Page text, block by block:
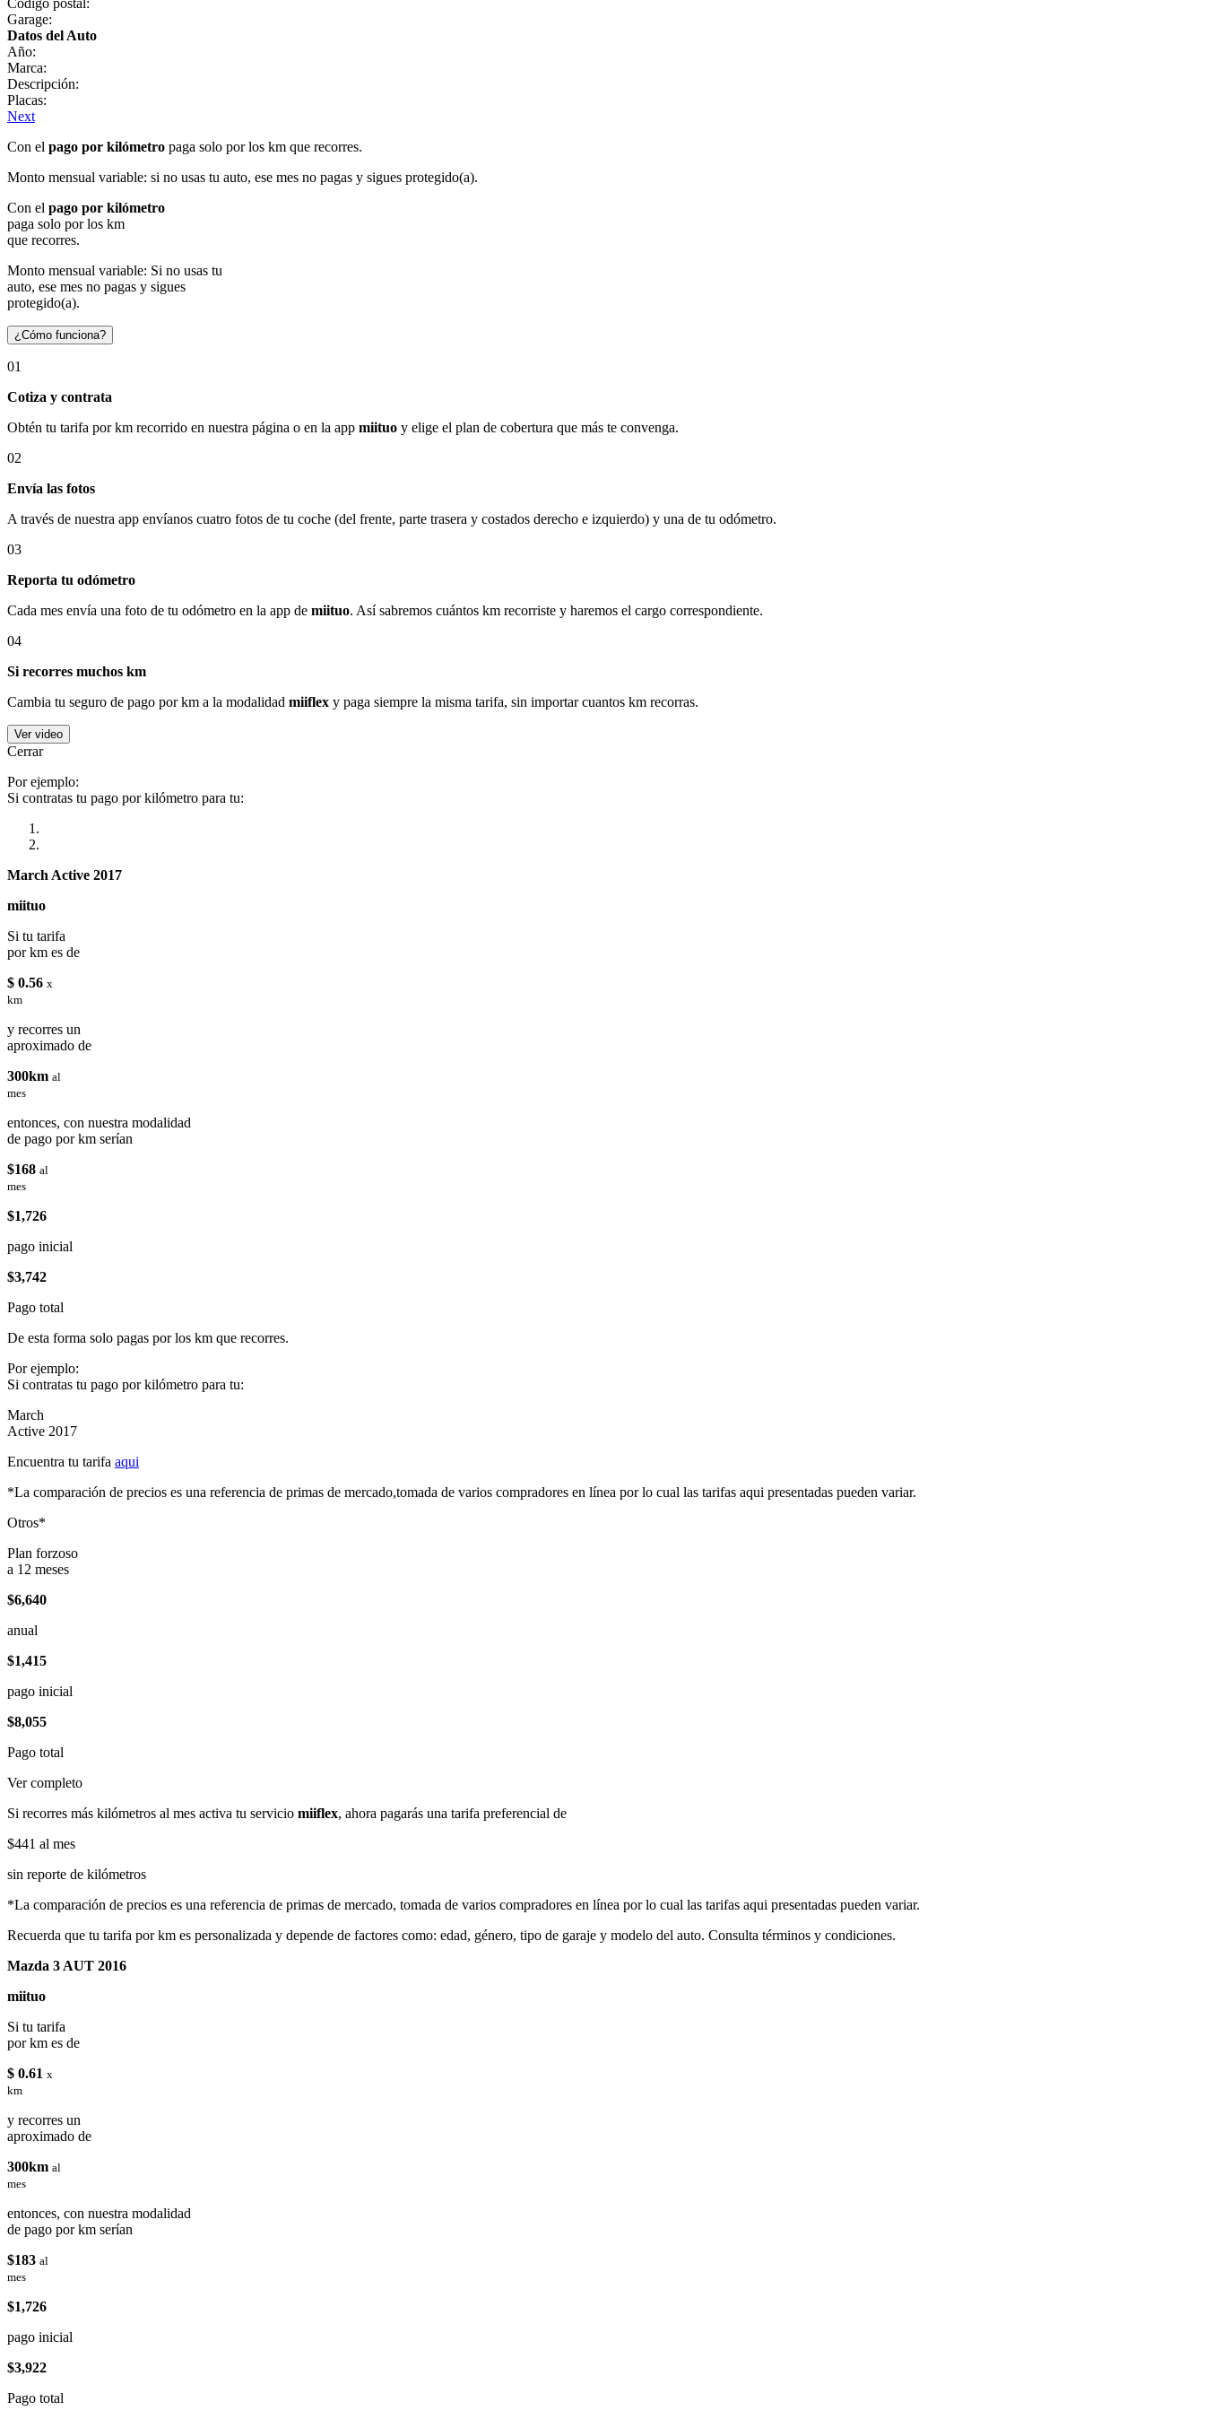
Garage:
Datos del Auto
Año:
Marca:
Descripción:
Placas:
Next
Con el pago por kilómetro paga solo por los km que recorres.
Monto mensual variable: si no usas tu auto, ese mes no pagas y sigues protegido(a).
Con el pago por kilómetro
paga solo por los km
que recorres.
Monto mensual variable: Si no usas tu
auto, ese mes no pagas y sigues
protegido(a).
¿Cómo funciona?
01
Cotiza y contrata
Obtén tu tarifa por km recorrido en nuestra página o en la app miituo y elige el plan de cobertura que más te convenga.
02
Envía las fotos
A través de nuestra app envíanos cuatro fotos de tu coche (del frente, parte trasera y costados derecho e izquierdo) y una de tu odómetro.
03
Reporta tu odómetro
Cada mes envía una foto de tu odómetro en la app de miituo. Así sabremos cuántos km recorriste y haremos el cargo correspondiente.
04
Si recorres muchos km
Cambia tu seguro de pago por km a la modalidad miiflex y paga siempre la misma tarifa, sin importar cuantos km recorras.
Ver video
Cerrar
Por ejemplo:
Si contratas tu pago por kilómetro para tu:
March Active 2017
miituo
Si tu tarifa
por km es de
$ 0.56 x
km
y recorres un
aproximado de
300km al
mes
entonces, con nuestra modalidad
de pago por km serían
$168 al
mes
$1,726
pago inicial
$3,742
Pago total
De esta forma solo pagas por los km que recorres.
Por ejemplo:
Si contratas tu pago por kilómetro para tu:
March
Active 2017
Encuentra tu tarifa aqui
*La comparación de precios es una referencia de primas de mercado,tomada de varios compradores en línea por lo cual las tarifas aqui presentadas pueden variar.
Otros*
Plan forzoso
a 12 meses
$6,640
anual
$1,415
pago inicial
$8,055
Pago total
Ver completo
Si recorres más kilómetros al mes activa tu servicio miiflex, ahora pagarás una tarifa preferencial de
$441 al mes
sin reporte de kilómetros
*La comparación de precios es una referencia de primas de mercado, tomada de varios compradores en línea por lo cual las tarifas aqui presentadas pueden variar.
Recuerda que tu tarifa por km es personalizada y depende de factores como: edad, género, tipo de garaje y modelo del auto. Consulta términos y condiciones.
Mazda 3 AUT 2016
miituo
Si tu tarifa
por km es de
$ 0.61 x
km
y recorres un
aproximado de
300km al
mes
entonces, con nuestra modalidad
de pago por km serían
$183 al
mes
$1,726
pago inicial
$3,922
Pago total